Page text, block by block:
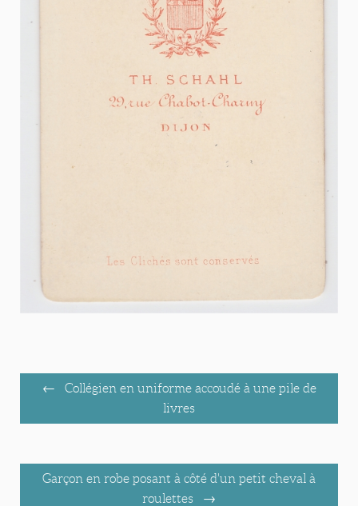
Collégien en uniforme accoudé à une pile de
livres
Garçon en robe posant à côté d'un petit cheval à
roulettes